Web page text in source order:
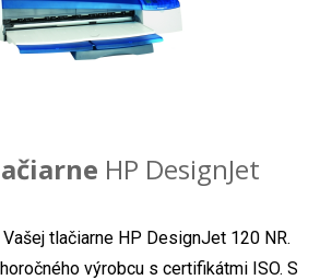
HP DesignJet
tlačiarne HP DesignJet 120 NR.
výrobcu s certifikátmi ISO. S